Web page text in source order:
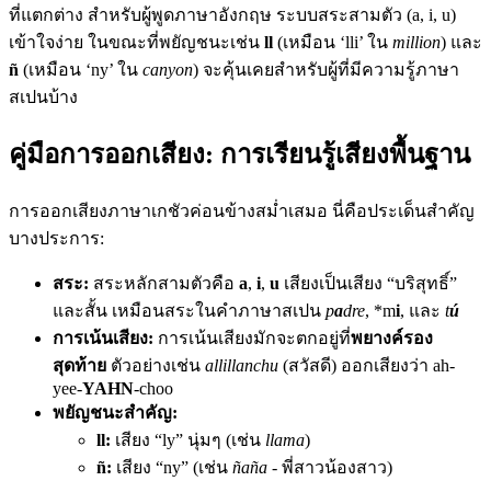
ที่แตกต่าง สำหรับผู้พูดภาษาอังกฤษ ระบบสระสามตัว (a, i, u)
เข้าใจง่าย ในขณะที่พยัญชนะเช่น ll (เหมือน ‘lli’ ใน million) และ
ñ (เหมือน ‘ny’ ใน canyon) จะคุ้นเคยสำหรับผู้ที่มีความรู้ภาษา
สเปนบ้าง
คู่มือการออกเสียง: การเรียนรู้เสียงพื้นฐาน
การออกเสียงภาษาเกชัวค่อนข้างสม่ำเสมอ นี่คือประเด็นสำคัญ
บางประการ:
สระ: สระหลักสามตัวคือ a, i, u เสียงเป็นเสียง “บริสุทธิ์”
และสั้น เหมือนสระในคำภาษาสเปน padre, *mi, และ tú
การเน้นเสียง: การเน้นเสียงมักจะตกอยู่ที่พยางค์รอง
สุดท้าย ตัวอย่างเช่น allillanchu (สวัสดี) ออกเสียงว่า ah-
yee-YAHN-choo
พยัญชนะสำคัญ:
ll: เสียง “ly” นุ่มๆ (เช่น llama)
ñ: เสียง “ny” (เช่น ñaña - พี่สาวน้องสาว)